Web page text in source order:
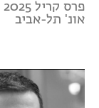
פרס קריל 2025
אונ' תל-אביב